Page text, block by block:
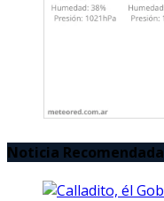
Noticia Recomendada